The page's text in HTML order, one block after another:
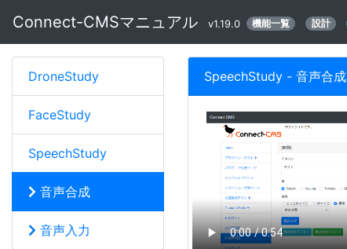
Connect-CMSマニュアル v1.19.0 機能一覧 設計
DroneStudy
FaceStudy
SpeechStudy
音声合成
音声入力
SpeechStudy - 音声合成